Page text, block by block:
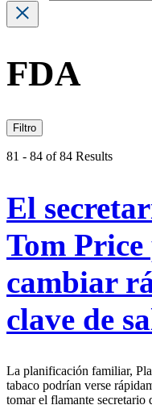
FDA
Filtro
81 - 84 of 84 Results
El
Tom
cambiar
clave de
La planificación familiar,
tabaco podrían verse
tomar el flamante secretario